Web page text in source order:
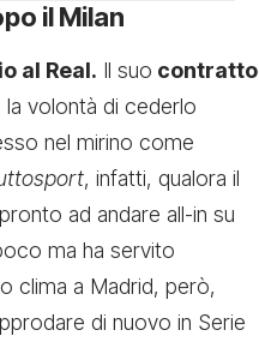
il Milan
al Real. Il suo contratto
la volontà di cederlo
nel mirino come
, infatti, qualora il
ad andare all-in su
ma ha servito
clima a Madrid, però,
di nuovo in Serie